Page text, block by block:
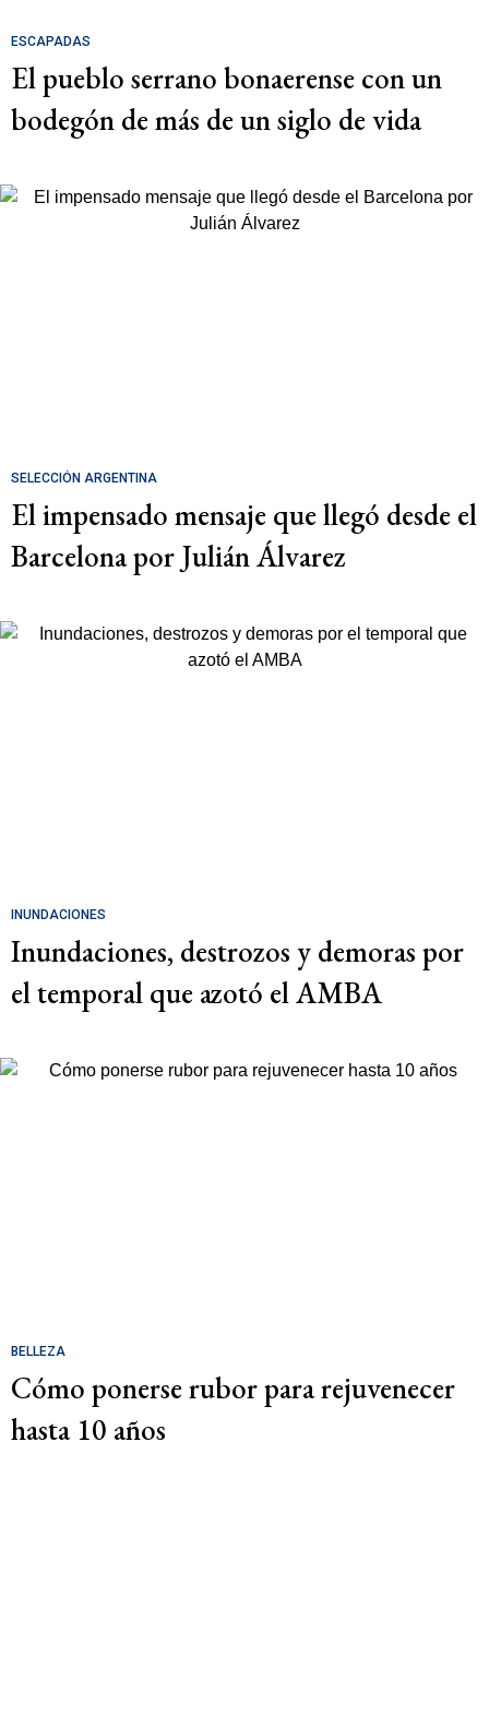
ESCAPADAS
El pueblo serrano bonaerense con un
bodegón de más de un siglo de vida
SELECCIÓN ARGENTINA
El impensado mensaje que llegó desde el
Barcelona por Julián Álvarez
INUNDACIONES
Inundaciones, destrozos y demoras por
el temporal que azotó el AMBA
BELLEZA
Cómo ponerse rubor para rejuvenecer
hasta 10 años